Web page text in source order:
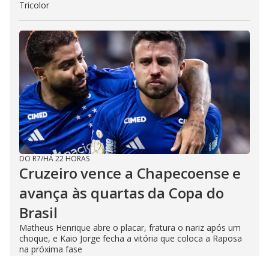
Tricolor
DO R7/HÁ 22 HORAS
Cruzeiro vence a Chapecoense e
avança às quartas da Copa do
Brasil
Matheus Henrique abre o placar, fratura o nariz após um
choque, e Kaio Jorge fecha a vitória que coloca a Raposa
na próxima fase